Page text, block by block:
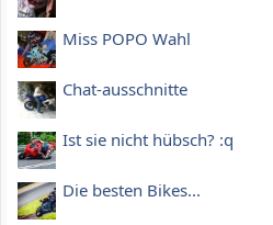
Miss POPO Wahl
Chat-ausschnitte
Ist sie nicht hübsch? :q
Die besten Bikes...